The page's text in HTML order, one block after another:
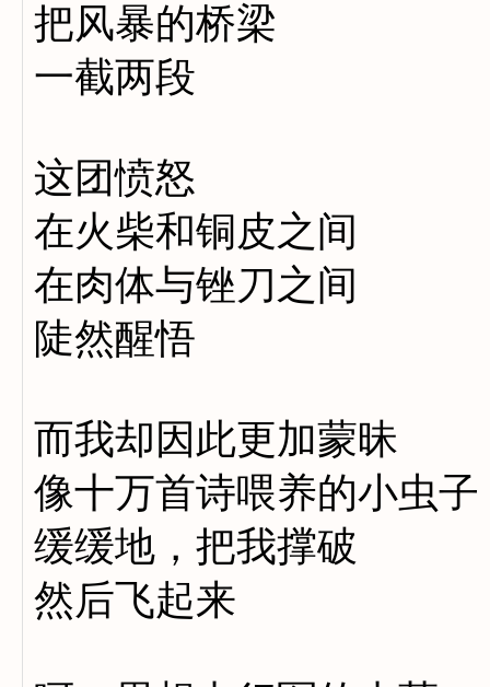
把风暴的桥梁
一截两段
这团愤怒
在火柴和铜皮之间
在肉体与锉刀之间
陡然醒悟
而我却因此更加蒙昧
像十万首诗喂养的小虫子
缓缓地，把我撑破
然后飞起来